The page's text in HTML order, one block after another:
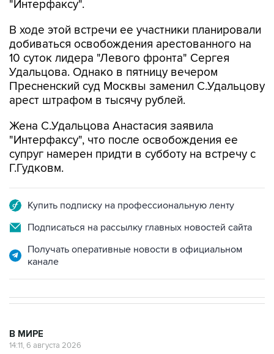
"Интерфаксу".
В ходе этой встречи ее участники планировали
добиваться освобождения арестованного на
10 суток лидера "Левого фронта" Сергея
Удальцова. Однако в пятницу вечером
Пресненский суд Москвы заменил С.Удальцову
арест штрафом в тысячу рублей.
Жена С.Удальцова Анастасия заявила
"Интерфаксу", что после освобождения ее
супруг намерен придти в субботу на встречу с
Г.Гудковм.
Купить подписку на профессиональную ленту
Подписаться на рассылку главных новостей сайта
Получать оперативные новости в официальном
канале
В МИРЕ
14:11, 6 августа 2026